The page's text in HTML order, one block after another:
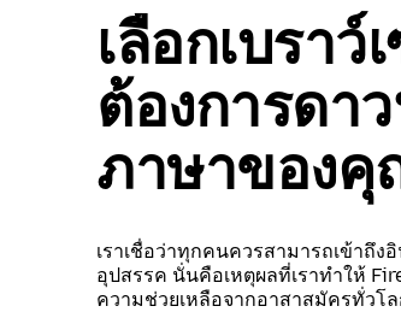
เลือกเบรา
ต้องการดา
ภาษาของ
เราเชื่อว่าทุกคนควรสามารถเข้าถึ
อุปสรรค นั่นคือเหตุผลที่เราทำให้
ความช่วยเหลือจากอาสาสมัครทั่วโ